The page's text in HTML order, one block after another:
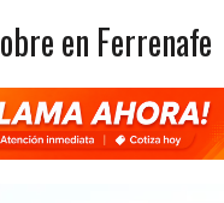
en Ferrenafe